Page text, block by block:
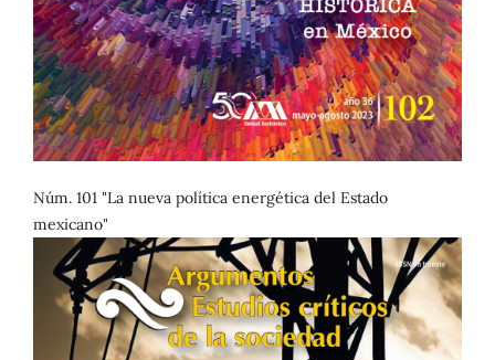
Núm. 101 "La nueva política energética del Estado
mexicano"